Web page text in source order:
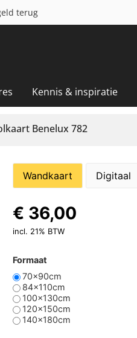
terug
Kennis & inspiratie
Benelux 782
Wandkaart Digitaal
Formaat
70x90cm
84x110cm
100x130cm
120x150cm
140x180cm
€ 36,00
incl. 21% BTW